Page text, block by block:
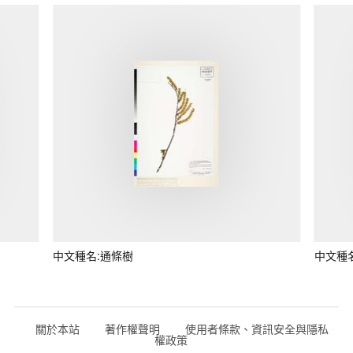
中文種名:通條樹 中文種
關於本站 著作權聲明 使用者條款、資訊安全與隱私
權政策